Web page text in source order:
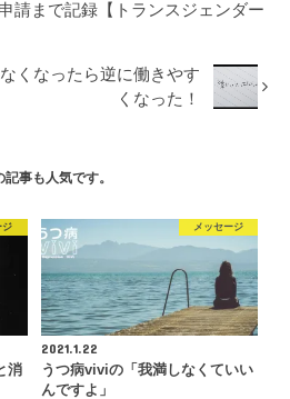
請まで記録【トランスジェンダー
くなったら逆に働きやす
くなった！
記事も人気です。
ジ
消
メッセージ
2021.1.22
うつ病viviの「我満しなくていい
んですよ」